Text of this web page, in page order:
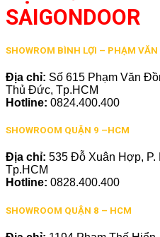
SAIGONDOOR
SHOWROM BÌNH LỢI – PHẠM VĂN
Địa chỉ: Số 615 Phạm Văn
Thủ Đức, Tp.HCM
Hotline: 0824.400.400
SHOWROOM QUẬN 9 –HCM
Địa chỉ: 535 Đỗ Xuân Hợp, P.
Tp.HCM
Hotline: 0828.400.400
SHOWROOM QUẬN 8 – HCM